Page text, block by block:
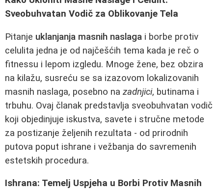
Sveobuhvatan Vodič za Oblikovanje Tela
Pitanje uklanjanja masnih naslaga i borbe protiv
celulita jedna je od najčešćih tema kada je reč o
fitnessu i lepom izgledu. Mnoge žene, bez obzira
na kilažu, susreću se sa izazovom lokalizovanih
masnih naslaga, posebno na zadnjici, butinama i
trbuhu. Ovaj članak predstavlja sveobuhvatan vodič
koji objedinjuje iskustva, savete i stručne metode
za postizanje željenih rezultata - od prirodnih
putova poput ishrane i vežbanja do savremenih
estetskih procedura.
Ishrana: Temelj Uspjeha u Borbi Protiv Masnih